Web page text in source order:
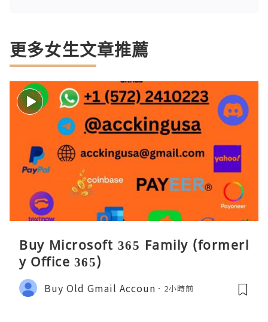
更多女生文章推薦
Buy Microsoft 365 Family (formerl
y Office 365)
Buy Old Gmail Accoun 2小時前